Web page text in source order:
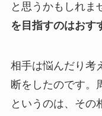
と思うかもしれま
を目指すのはおす
相手は悩んだり考
断をしたのです。
というのは、その